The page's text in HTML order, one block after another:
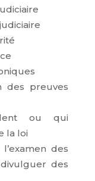
des preuves
ou qui
la loi
des
des